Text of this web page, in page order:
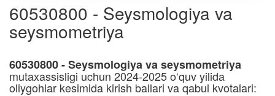
60530800 - Seysmologiya va
seysmometriya
60530800 - Seysmologiya va seysmometriya
mutaxassisligi uchun 2024-2025 o‘quv yilida
oliygohlar kesimida kirish ballari va qabul kvotalari: